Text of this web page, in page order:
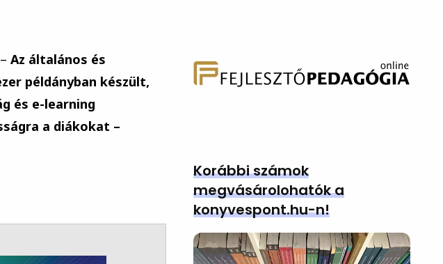
Az általános és
példányban készült,
és e-learning
a diákokat –
Korábbi számok
megvásárolohatók a
konyvespont.hu-n!